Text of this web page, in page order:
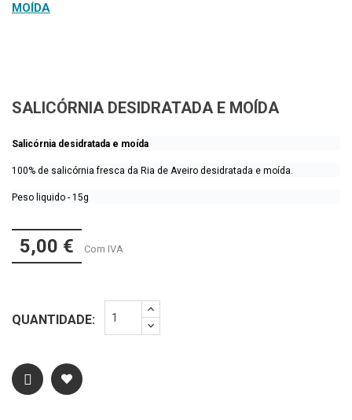
MOÍDA
SALICÓRNIA DESIDRATADA E MOÍDA
Salicórnia desidratada e moída
100% de salicórnia fresca da Ria de Aveiro desidratada e moída.
Peso liquido - 15g
5,00 € Com IVA
QUANTIDADE: